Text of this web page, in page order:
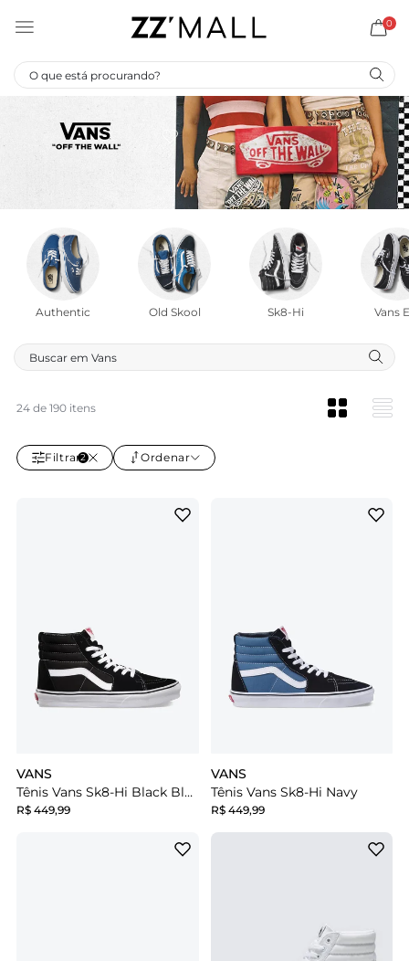
0
Authentic Old Skool Sk8-Hi Vans
24 de 190 itens
Filtrar2 Ordenar
VANS
Tênis Vans Sk8-Hi Black Black White
R$ 449,99
VANS
Tênis Vans Sk8-Hi Navy
R$ 449,99